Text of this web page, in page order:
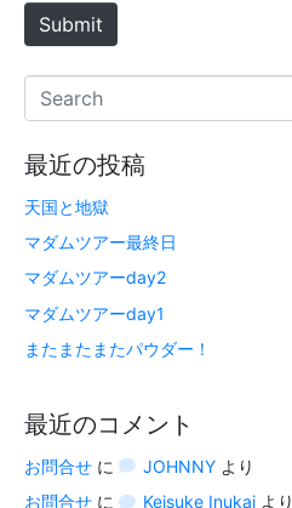
Submit
最近の投稿
天国と地獄
マダムツアー最終日
マダムツアーday2
マダムツアーday1
またまたまたパウダー！
最近のコメント
お問合せ に JOHNNYより
お問合せ に Keisuke Inukaiより